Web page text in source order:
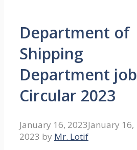
Department of
Shipping
Department job
Circular 2023
January 16, 2023January 16,
2023 by Mr. Lotif